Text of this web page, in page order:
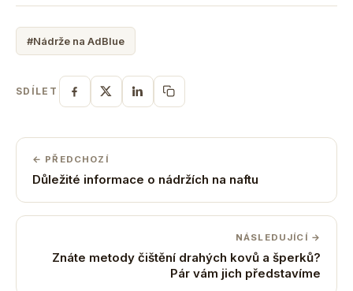
#Nádrže na AdBlue
SDÍLET
← PŘEDCHOZÍ
Důležité informace o nádržích na naftu
NÁSLEDUJÍCÍ →
Znáte metody čištění drahých kovů a šperků?
Pár vám jich představíme